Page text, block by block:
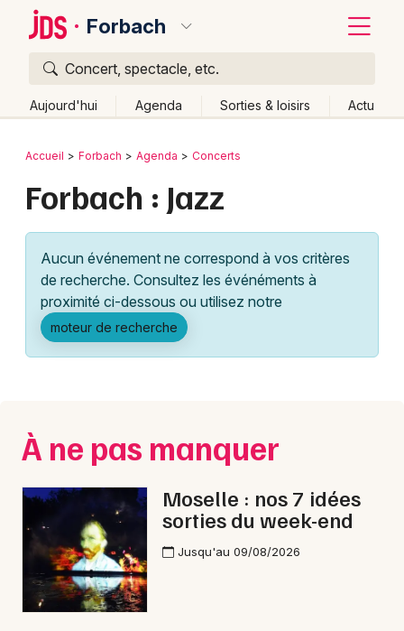
Forbach
Concert, spectacle, etc.
Aujourd'hui Agenda Sorties & loisirs Actu
Publier un événement
Grands événements
Activité & Expérience
Manifestations
Spectacles
Concerts
Sports
Soirées
Sorties famille
Bordeaux
Lille
Lyon
Marseille
Nantes
Nice
Paris
Strasbourg
Toulouse
Retour
Accueil Forbach Agenda Concerts
Forbach : Jazz
Aucun événement ne correspond à vos critères
de recherche. Consultez les événéments à
proximité ci-dessous ou utilisez notre
moteur de recherche
À ne pas manquer
Moselle : nos 7 idées
sorties du week-end
Jusqu'au 09/08/2026
Quoi ?
Où ?
Près de moi
Changer de lieu
Quand ?
Ce week-end